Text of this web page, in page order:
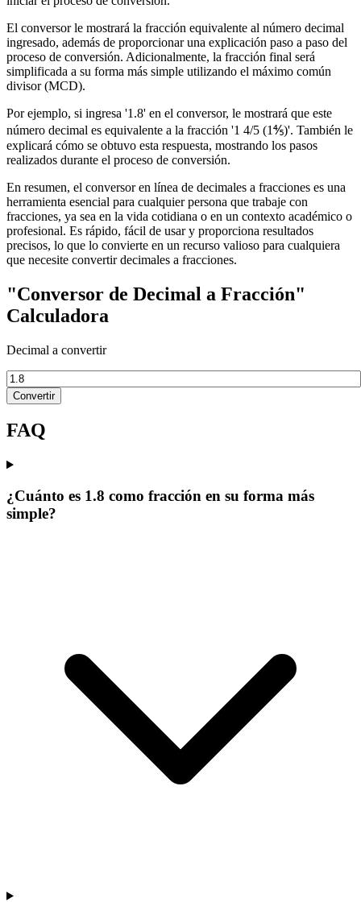
El conversor le mostrará la fracción equivalente al número decimal
ingresado, además de proporcionar una explicación paso a paso del
proceso de conversión. Adicionalmente, la fracción final será
simplificada a su forma más simple utilizando el máximo común
divisor (MCD).
Por ejemplo, si ingresa '1.8' en el conversor, le mostrará que este
número decimal es equivalente a la fracción '1 4/5 (1⅘)'. También le
explicará cómo se obtuvo esta respuesta, mostrando los pasos
realizados durante el proceso de conversión.
En resumen, el conversor en línea de decimales a fracciones es una
herramienta esencial para cualquier persona que trabaje con
fracciones, ya sea en la vida cotidiana o en un contexto académico o
profesional. Es rápido, fácil de usar y proporciona resultados
precisos, lo que lo convierte en un recurso valioso para cualquiera
que necesite convertir decimales a fracciones.
"Conversor de Decimal a Fracción"
Calculadora
Decimal a convertir
Convertir
FAQ
¿Cuánto es 1.8 como fracción en su forma más
simple?